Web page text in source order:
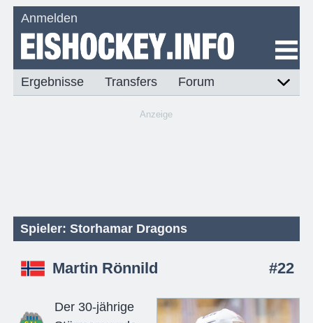
Anmelden
Ergebnisse Transfers Forum
Anzeige
Spieler: Storhamar Dragons
Martin Rönnild #22
Der 30-jährige